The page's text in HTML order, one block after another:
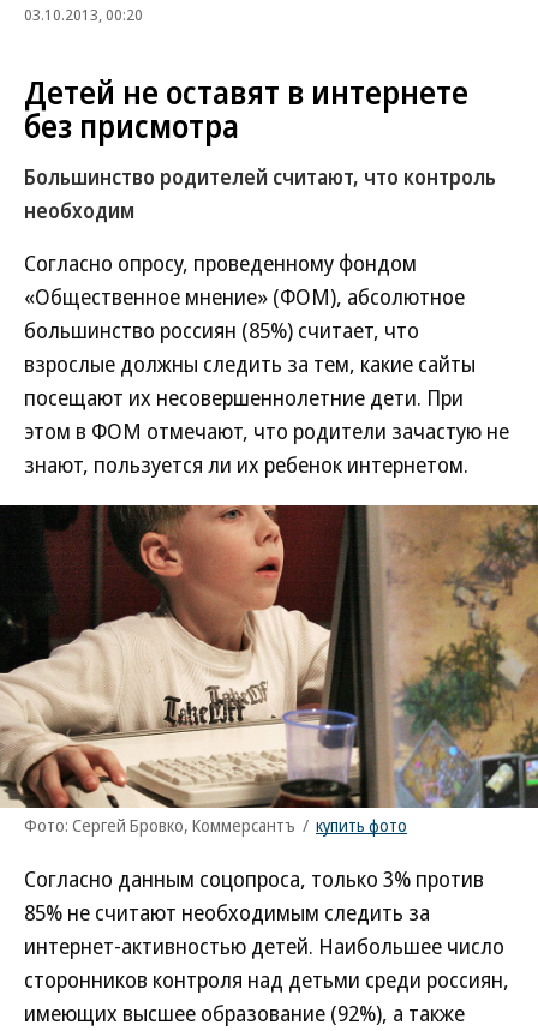
03.10.2013, 00:20
Детей не оставят в интернете
без присмотра
Большинство родителей считают, что контроль
необходим
Согласно опросу, проведенному фондом
«Общественное мнение» (ФОМ), абсолютное
большинство россиян (85%) считает, что
взрослые должны следить за тем, какие сайты
посещают их несовершеннолетние дети. При
этом в ФОМ отмечают, что родители зачастую не
знают, пользуется ли их ребенок интернетом.
Фото: Сергей Бровко, Коммерсантъ / купить фото
Согласно данным соцопроса, только 3% против
85% не считают необходимым следить за
интернет-активностью детей. Наибольшее число
сторонников контроля над детьми среди россиян,
имеющих высшее образование (92%), а также